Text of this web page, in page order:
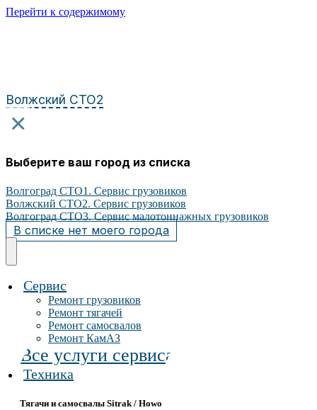
Перейти к содержимому
Волжский СТО2
×
Выберите ваш город из списка
Волгоград СТО1. Сервис грузовиков
Волжский СТО2. Сервис грузовиков
Волгоград СТО3. Сервис малотоннажных грузовиков
В списке нет моего города
Сервис
Ремонт грузовиков
Ремонт тягачей
Ремонт самосвалов
Ремонт КамАЗ
Все услуги сервиса
Техника
Тягачи и самосвалы Sitrak / Howo